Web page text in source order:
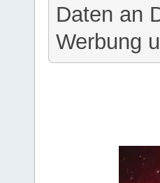
Daten an
Werbung